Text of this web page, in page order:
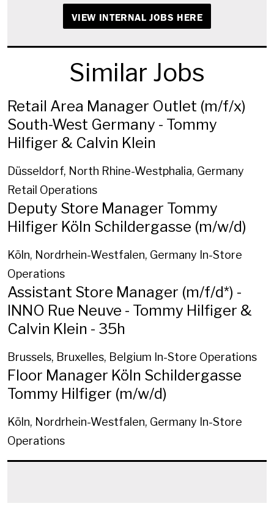
VIEW INTERNAL JOBS HERE
Similar Jobs
Retail Area Manager Outlet (m/f/x)
South-West Germany - Tommy
Hilfiger & Calvin Klein
Düsseldorf, North Rhine-Westphalia, Germany
Retail Operations
Deputy Store Manager Tommy
Hilfiger Köln Schildergasse (m/w/d)
Köln, Nordrhein-Westfalen, Germany In-Store
Operations
Assistant Store Manager (m/f/d*) -
INNO Rue Neuve - Tommy Hilfiger &
Calvin Klein - 35h
Brussels, Bruxelles, Belgium In-Store Operations
Floor Manager Köln Schildergasse
Tommy Hilfiger (m/w/d)
Köln, Nordrhein-Westfalen, Germany In-Store
Operations